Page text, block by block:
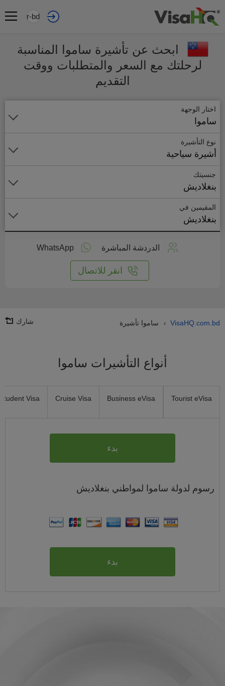
ar-bd
ابحث عن تأشيرة ساموا المناسبة
لرحلتك مع السعر والمتطلبات ووقت
التقديم
اختار الوجهة
ساموا
نوع التأشيرة
أشيرة سياحية
جنسيتك
بنغلاديش
المقيمين في
بنغلاديش
الدردشة المباشرة WhatsApp
انقر للاتصال
VisaHQ.com.bd
› ساموا تأشيرة شارك
أنواع التأشيرات ساموا
Tourist eVisa
Business eVisa
Cruise Visa
Student Visa
بدء
رسوم لدولة ساموا لمواطني بنغلاديش
بدء